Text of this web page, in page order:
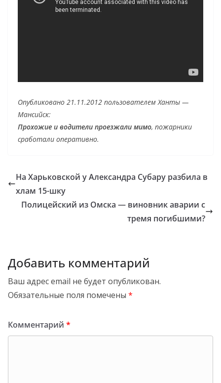
Опубликовано 21.11.2012 пользователем Ханты —
Мансийск:
Прохожие и водители проезжали мимо, пожарники
сработали оперативно.
На Харьковской у Александра Субару разбила в
хлам 15-шку
Полицейский из Омска — виновник аварии с
тремя погибшими?
Добавить комментарий
Ваш адрес email не будет опубликован.
Обязательные поля помечены *
Комментарий *